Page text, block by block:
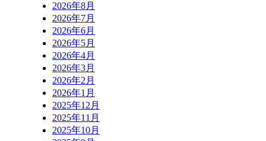
2026年8月
2026年7月
2026年6月
2026年5月
2026年4月
2026年3月
2026年2月
2026年1月
2025年12月
2025年11月
2025年10月